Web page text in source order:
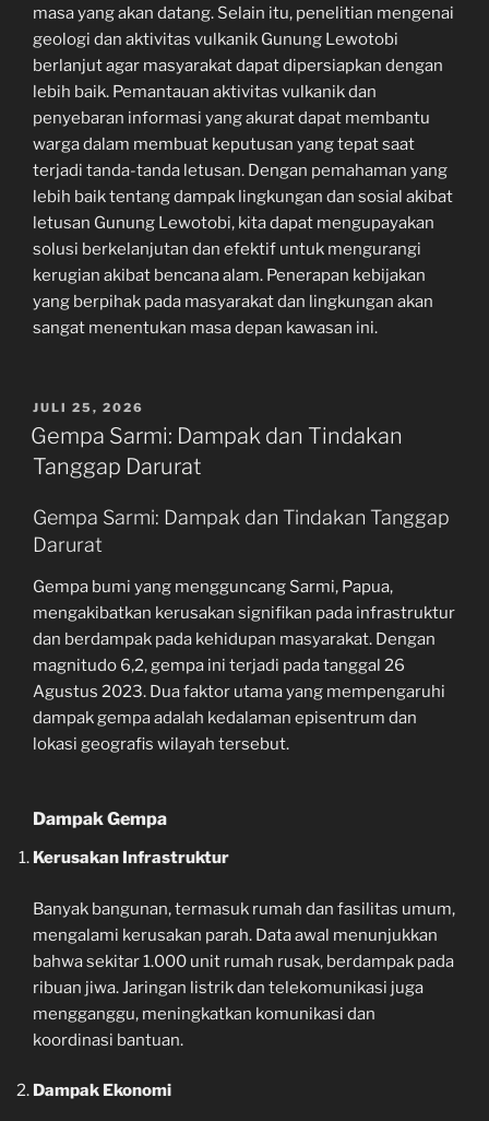
masa yang akan datang. Selain itu, penelitian mengenai
geologi dan aktivitas vulkanik Gunung Lewotobi
berlanjut agar masyarakat dapat dipersiapkan dengan
lebih baik. Pemantauan aktivitas vulkanik dan
penyebaran informasi yang akurat dapat membantu
warga dalam membuat keputusan yang tepat saat
terjadi tanda-tanda letusan. Dengan pemahaman yang
lebih baik tentang dampak lingkungan dan sosial akibat
letusan Gunung Lewotobi, kita dapat mengupayakan
solusi berkelanjutan dan efektif untuk mengurangi
kerugian akibat bencana alam. Penerapan kebijakan
yang berpihak pada masyarakat dan lingkungan akan
sangat menentukan masa depan kawasan ini.
POSTED
ON
JULI 25, 2026
Gempa Sarmi: Dampak dan Tindakan
Tanggap Darurat
Gempa Sarmi: Dampak dan Tindakan Tanggap
Darurat
Gempa bumi yang mengguncang Sarmi, Papua,
mengakibatkan kerusakan signifikan pada infrastruktur
dan berdampak pada kehidupan masyarakat. Dengan
magnitudo 6,2, gempa ini terjadi pada tanggal 26
Agustus 2023. Dua faktor utama yang mempengaruhi
dampak gempa adalah kedalaman episentrum dan
lokasi geografis wilayah tersebut.
Dampak Gempa
Kerusakan Infrastruktur
Banyak bangunan, termasuk rumah dan fasilitas umum,
mengalami kerusakan parah. Data awal menunjukkan
bahwa sekitar 1.000 unit rumah rusak, berdampak pada
ribuan jiwa. Jaringan listrik dan telekomunikasi juga
mengganggu, meningkatkan komunikasi dan
koordinasi bantuan.
Dampak Ekonomi